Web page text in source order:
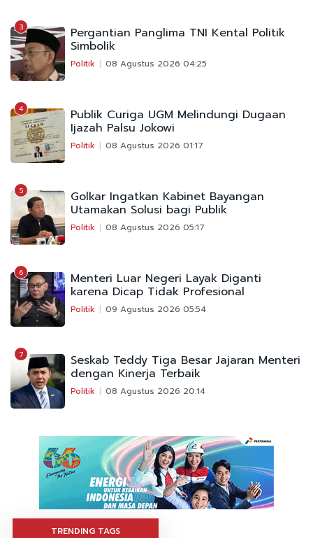
3 Pergantian Panglima TNI Kental Politik
Simbolik
Politik 08 Agustus 2026 04:25
4 Publik Curiga UGM Melindungi Dugaan
Ijazah Palsu Jokowi
Politik 08 Agustus 2026 01:17
5 Golkar Ingatkan Kabinet Bayangan
Utamakan Solusi bagi Publik
Politik 08 Agustus 2026 05:17
6 Menteri Luar Negeri Layak Diganti
karena Dicap Tidak Profesional
Politik 09 Agustus 2026 05:54
7 Seskab Teddy Tiga Besar Jajaran Menteri
dengan Kinerja Terbaik
Politik 08 Agustus 2026 20:14
TRENDING TAGS